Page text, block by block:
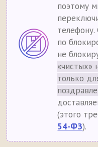
поэтому
по
не
«чистых»
только
(этого
54-ФЗ).